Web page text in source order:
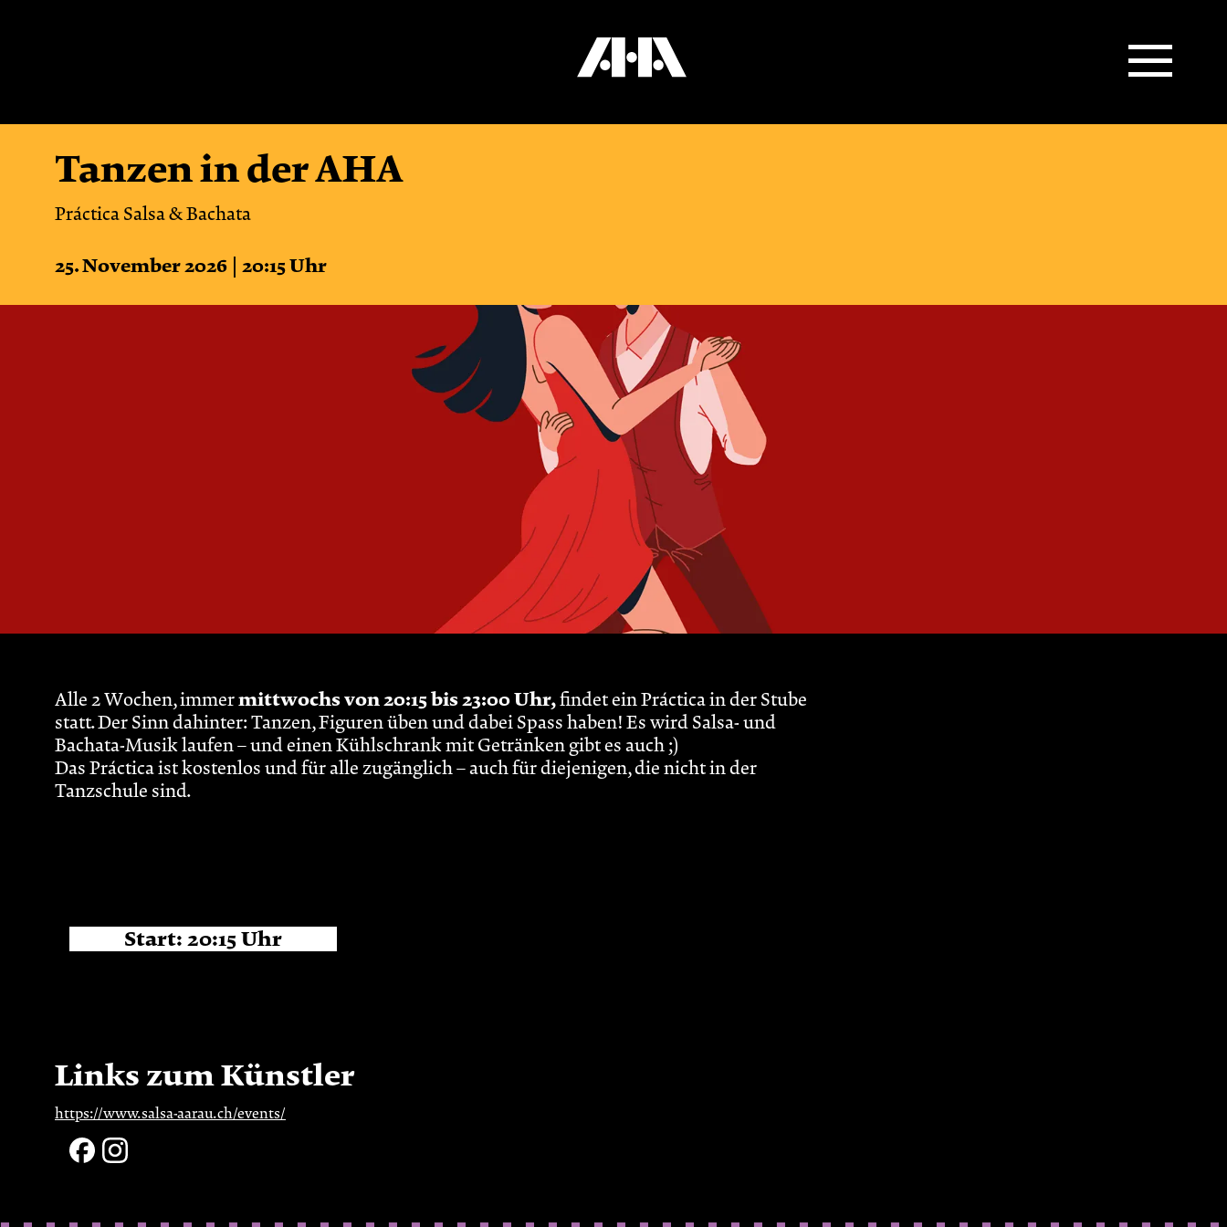
Tanzen in der AHA
Práctica Salsa & Bachata
25. November 2026 | 20:15 Uhr
Alle 2 Wochen, immermittwochs von 20:15 bis 23:00 Uhr,findet ein Práctica in der Stube
statt. Der Sinn dahinter: Tanzen, Figuren üben und dabei Spass haben! Es wird Salsa- und
Bachata-Musik laufen – und einen Kühlschrank mit Getränken gibt es auch ;)
Das Práctica ist kostenlos und für alle zugänglich – auch für diejenigen, die nicht in der
Tanzschule sind.
Start: 20:15Uhr
Links zum Künstler
https://www.salsa-aarau.ch/events/